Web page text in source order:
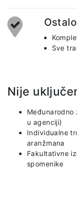
Ostalo
Sve
Nije
u agenciji)
Individualne
aranžmana
Fakultativne
spomenike